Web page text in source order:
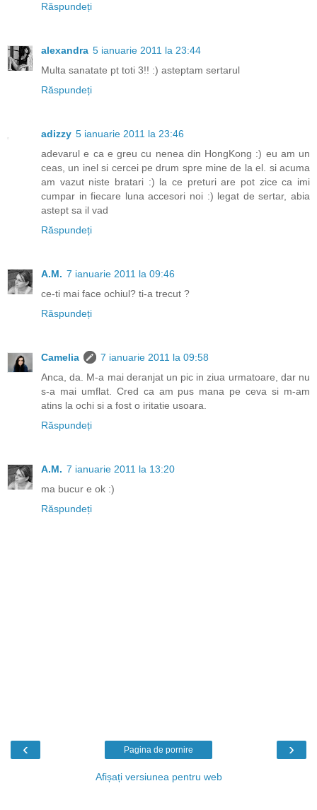
Răspundeți
alexandra 5 ianuarie 2011 la 23:44
Multa sanatate pt toti 3!! :) asteptam sertarul
Răspundeți
adizzy 5 ianuarie 2011 la 23:46
adevarul e ca e greu cu nenea din HongKong :) eu am un
ceas, un inel si cercei pe drum spre mine de la el. si acuma
am vazut niste bratari :) la ce preturi are pot zice ca imi
cumpar in fiecare luna accesori noi :) legat de sertar, abia
astept sa il vad
Răspundeți
A.M. 7 ianuarie 2011 la 09:46
ce-ti mai face ochiul? ti-a trecut ?
Răspundeți
Camelia
7 ianuarie 2011 la 09:58
Anca, da. M-a mai deranjat un pic in ziua urmatoare, dar nu
s-a mai umflat. Cred ca am pus mana pe ceva si m-am
atins la ochi si a fost o iritatie usoara.
Răspundeți
A.M. 7 ianuarie 2011 la 13:20
ma bucur e ok :)
Răspundeți
‹ ›
Pagina de pornire
Afișați versiunea pentru web